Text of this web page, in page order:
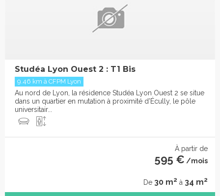
Studéa Lyon Ouest 2 : T1 Bis
9.46 km à CFPM Lyon
Au nord de Lyon, la résidence Studéa Lyon Ouest 2 se situe
dans un quartier en mutation à proximité d’Écully, le pôle
universitair...
À partir de
595 € /mois
De 30 m2 à 34 m2